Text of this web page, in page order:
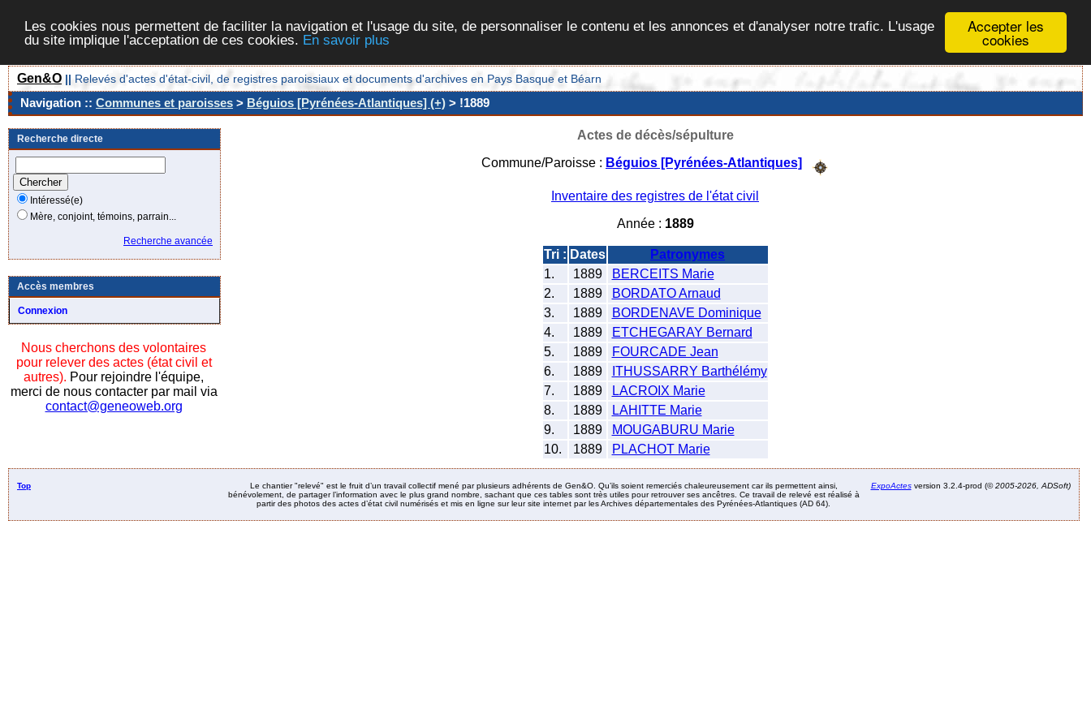
Accepter les
cookies
Les cookies nous permettent de faciliter la navigation et l'usage du site, de personnaliser le contenu et les annonces et d'analyser notre trafic. L'usage
du site implique l'acceptation de ces cookies. En savoir plus
Gen&O || Relevés d'actes d'état-civil, de registres paroissiaux et documents d'archives en Pays Basque et Béarn
Navigation :: Communes et paroisses > Béguios [Pyrénées-Atlantiques] (+) > !1889
Recherche directe
Intéressé(e)
Mère, conjoint, témoins, parrain...
Recherche avancée
Accès membres
Connexion
Nous cherchons des volontaires
pour relever des actes (état civil et
autres). Pour rejoindre l'équipe,
merci de nous contacter par mail via
contact@geneoweb.org
Actes de décès/sépulture
Commune/Paroisse : Béguios [Pyrénées-Atlantiques]
Inventaire des registres de l'état civil
Année : 1889
Tri : Dates
Patronymes
1.
1889
BERCEITS Marie
2.
1889
BORDATO Arnaud
3.
1889
BORDENAVE Dominique
4.
1889
ETCHEGARAY Bernard
5.
1889
FOURCADE Jean
6.
1889
ITHUSSARRY Barthélémy
7.
1889
LACROIX Marie
8.
1889
LAHITTE Marie
9.
1889
MOUGABURU Marie
10.
1889 PLACHOT Marie
Top
Le chantier "relevé" est le fruit d’un travail collectif mené par plusieurs adhérents de Gen&O. Qu’ils soient remerciés chaleureusement car ils permettent ainsi,
bénévolement, de partager l’information avec le plus grand nombre, sachant que ces tables sont très utiles pour retrouver ses ancêtres. Ce travail de relevé est réalisé à
partir des photos des actes d’état civil numérisés et mis en ligne sur leur site internet par les Archives départementales des Pyrénées-Atlantiques (AD 64).
ExpoActesversion 3.2.4-prod (©2005-2026, ADSoft)